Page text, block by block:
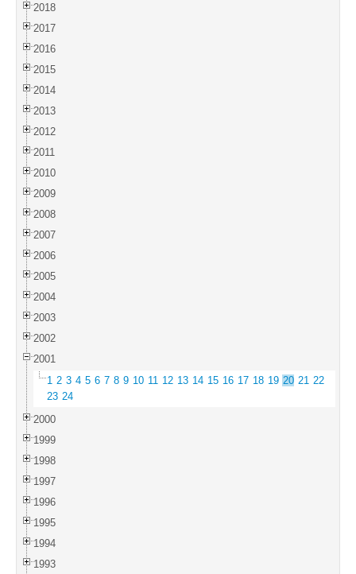
2018
2017
2016
2015
2014
2013
2012
2011
2010
2009
2008
2007
2006
2005
2004
2003
2002
2001
1 2 3 4 5 6 7 8 9 10 11 12 13 14 15 16 17 18 19 20 21 22
23 24
2000
1999
1998
1997
1996
1995
1994
1993